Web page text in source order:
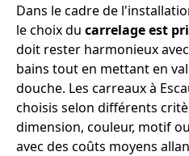
Dans le cadre de
le choix du carrelage est
doit rester harmonieux
bains tout en mettant en
douche. Les carreaux à
choisis selon différents
dimension, couleur, motif
avec des coûts moyens